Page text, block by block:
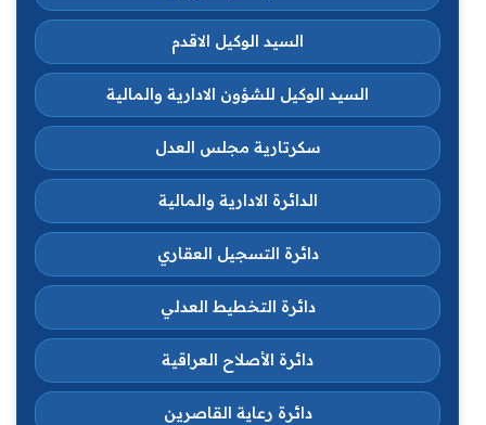
السيد الوكيل الاقدم
السيد الوكيل للشؤون الادارية والمالية
سكرتارية مجلس العدل
الدائرة الادارية والمالية
دائرة التسجيل العقاري
دائرة التخطيط العدلي
دائرة الأصلاح العراقية
دائرة رعاية القاصرين